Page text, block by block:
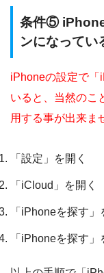
条件⑤
ンになってい
iPhoneの設定で「
いると、当然のこ
用する事が出来ま
「設定」を開く
「iCloud」を開く
「iPhoneを探す」
「iPhoneを探す